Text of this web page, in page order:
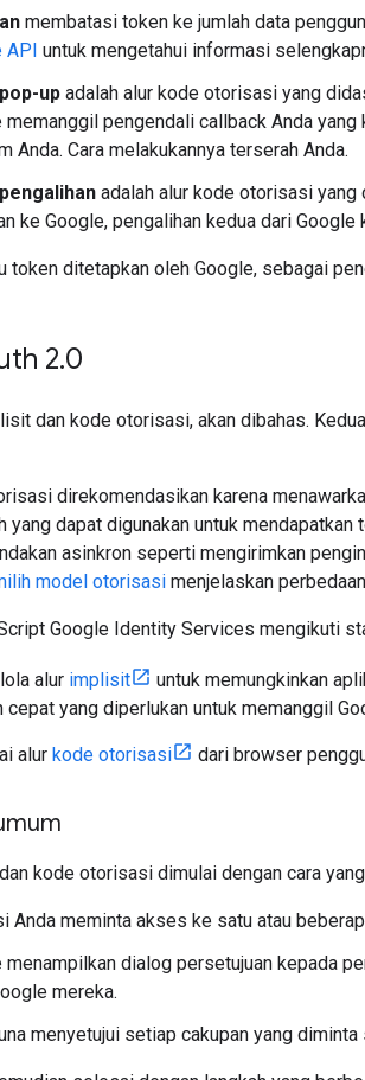
membatasi token ke jumlah data
API untuk mengetahui informasi
up adalah alur kode otorisasi yang
memanggil pengendali callback Anda
Anda. Cara melakukannya terserah Anda.
pengalihan adalah alur kode otorisasi yang
ke Google, pengalihan kedua dari
token ditetapkan oleh Google, sebagai
2.0
dan kode otorisasi, akan dibahas.
direkomendasikan karena
yang dapat digunakan untuk
asinkron seperti mengirimkan
model otorisasi menjelaskan
Google Identity Services mengikuti
alur implisit
untuk memungkinkan
cepat yang diperlukan untuk memanggil
alur kode otorisasi dari browser
kode otorisasi dimulai dengan cara
Anda meminta akses ke satu atau
menampilkan dialog persetujuan kepada
mereka.
menyetujui setiap cakupan yang